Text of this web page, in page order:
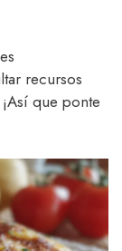
recursos
que ponte